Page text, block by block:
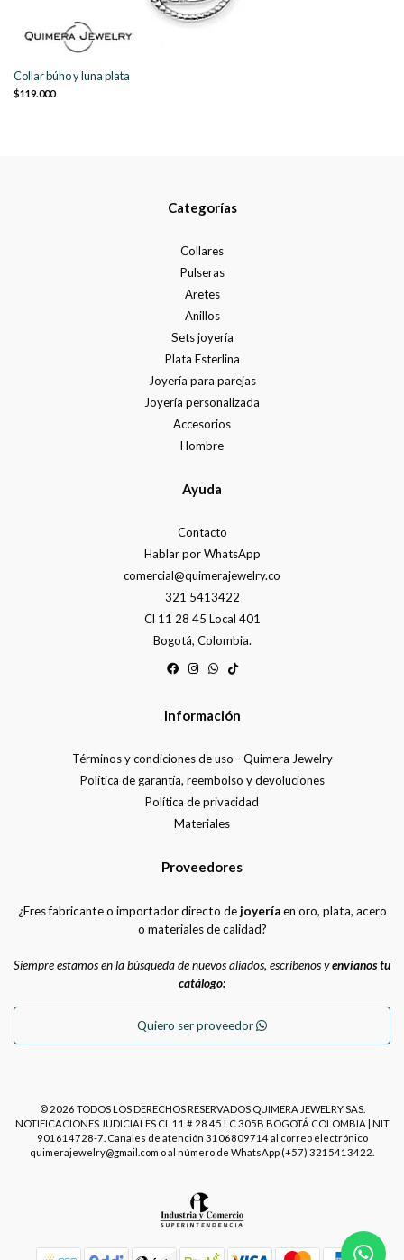
Collar búho y luna plata
$119.000
Categorías
Collares
Pulseras
Aretes
Anillos
Sets joyería
Plata Esterlina
Joyería para parejas
Joyería personalizada
Accesorios
Hombre
Ayuda
Contacto
Hablar por WhatsApp
comercial@quimerajewelry.co
321 5413422
Cl 11 28 45 Local 401
Bogotá, Colombia.
Información
Términos y condiciones de uso - Quimera Jewelry
Política de garantía, reembolso y devoluciones
Política de privacidad
Materiales
Proveedores
¿Eres fabricante o importador directo dejoyeríaen oro, plata, acero
o materiales de calidad?
Siempre estamos en la búsqueda de nuevos aliados, escríbenos yenvíanos tu
catálogo:
Quiero ser proveedor
© 2026 TODOS LOS DERECHOS RESERVADOS QUIMERA JEWELRY SAS.
NOTIFICACIONES JUDICIALES CL 11 # 28 45 LC 305B BOGOTÁ COLOMBIA | NIT
901614728-7. Canales de atención 3106809714 al correo electrónico
quimerajewelry@gmail.com o al número de WhatsApp (+57) 3215413422.